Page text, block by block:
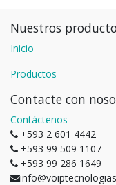
Nuestros
Inicio
Productos
Contacte con
Contáctenos
+593 2 601 4442
+593 99 509 1107
+593 99 286 1649